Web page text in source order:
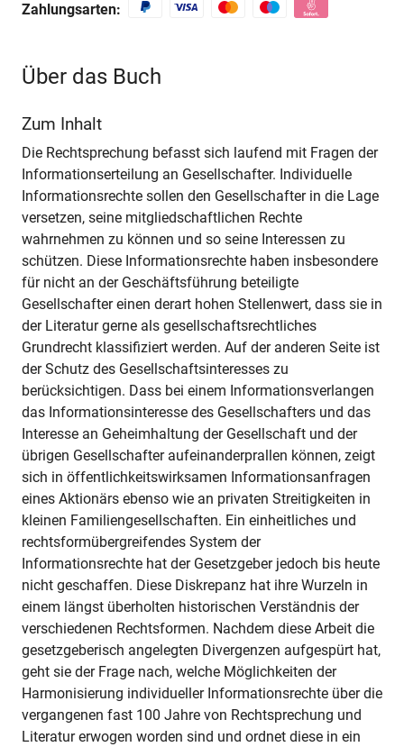
Zahlungsarten:
Über das Buch
Zum Inhalt
Die Rechtsprechung befasst sich laufend mit Fragen der
Informationserteilung an Gesellschafter. Individuelle
Informationsrechte sollen den Gesellschafter in die Lage
versetzen, seine mitgliedschaftlichen Rechte
wahrnehmen zu können und so seine Interessen zu
schützen. Diese Informationsrechte haben insbesondere
für nicht an der Geschäftsführung beteiligte
Gesellschafter einen derart hohen Stellenwert, dass sie in
der Literatur gerne als gesellschaftsrechtliches
Grundrecht klassifiziert werden. Auf der anderen Seite ist
der Schutz des Gesellschaftsinteresses zu
berücksichtigen. Dass bei einem Informationsverlangen
das Informationsinteresse des Gesellschafters und das
Interesse an Geheimhaltung der Gesellschaft und der
übrigen Gesellschafter aufeinanderprallen können, zeigt
sich in öffentlichkeitswirksamen Informationsanfragen
eines Aktionärs ebenso wie an privaten Streitigkeiten in
kleinen Familiengesellschaften. Ein einheitliches und
rechtsformübergreifendes System der
Informationsrechte hat der Gesetzgeber jedoch bis heute
nicht geschaffen. Diese Diskrepanz hat ihre Wurzeln in
einem längst überholten historischen Verständnis der
verschiedenen Rechtsformen. Nachdem diese Arbeit die
gesetzgeberisch angelegten Divergenzen aufgespürt hat,
geht sie der Frage nach, welche Möglichkeiten der
Harmonisierung individueller Informationsrechte über die
vergangenen fast 100 Jahre von Rechtsprechung und
Literatur erwogen worden sind und ordnet diese in ein